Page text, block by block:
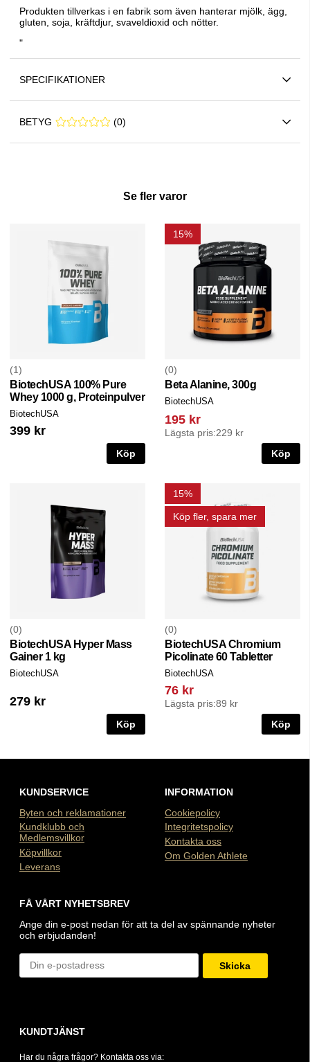
Produkten tillverkas i en fabrik som även hanterar mjölk, ägg,
gluten, soja, kräftdjur, svaveldioxid och nötter.
"
SPECIFIKATIONER
BETYG 0 0 (0)
Se fler varor
1
BiotechUSA 100% Pure
Whey 1000 g, Proteinpulver
BiotechUSA
399 kr
Köp
15%
0
Beta Alanine, 300g
BiotechUSA
195 kr
Lägsta pris:229 kr
Köp
0
BiotechUSA Hyper Mass
Gainer 1 kg
BiotechUSA
279 kr
Köp
15%
Köp fler, spara mer
0
BiotechUSA Chromium
Picolinate 60 Tabletter
BiotechUSA
76 kr
Lägsta pris:89 kr
Köp
KUNDSERVICE
Byten och reklamationer
Kundklubb och
Medlemsvillkor
Köpvillkor
Leverans
INFORMATION
Cookiepolicy
Integritetspolicy
Kontakta oss
Om Golden Athlete
FÅ VÅRT NYHETSBREV
Ange din e-post nedan för att ta del av spännande nyheter
och erbjudanden!
Skicka
KUNDTJÄNST
Har du några frågor? Kontakta oss via: